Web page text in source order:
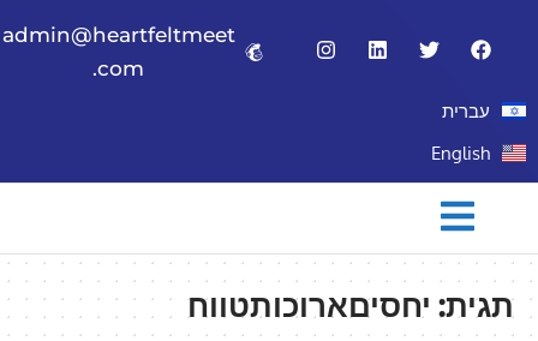
admin@heartfeltmeet
.com
עברית
English
תגית:יחסיםארוכותטווח